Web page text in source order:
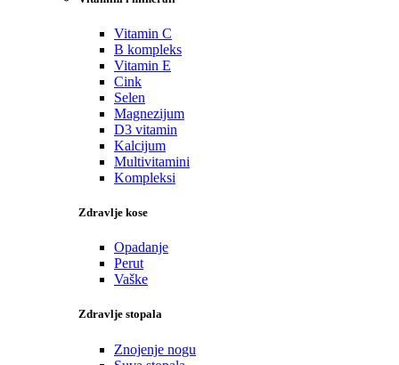
Vitamin C
B kompleks
Vitamin E
Cink
Selen
Magnezijum
D3 vitamin
Kalcijum
Multivitamini
Kompleksi
Zdravlje kose
Opadanje
Perut
Vaške
Zdravlje stopala
Znojenje nogu